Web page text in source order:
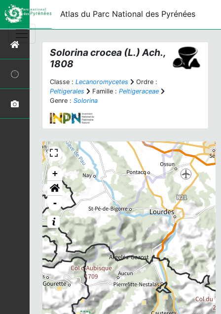
Atlas du Parc National des Pyrénées
Solorina crocea (L.) Ach.,
1808
Classe : Lecanoromycetes
Ordre :
Peltigerales
Famille : Peltigeraceae
Genre : Solorina
+
-